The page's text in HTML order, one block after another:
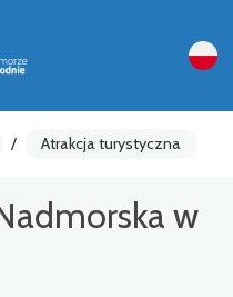
/ Atrakcja turystyczna
w